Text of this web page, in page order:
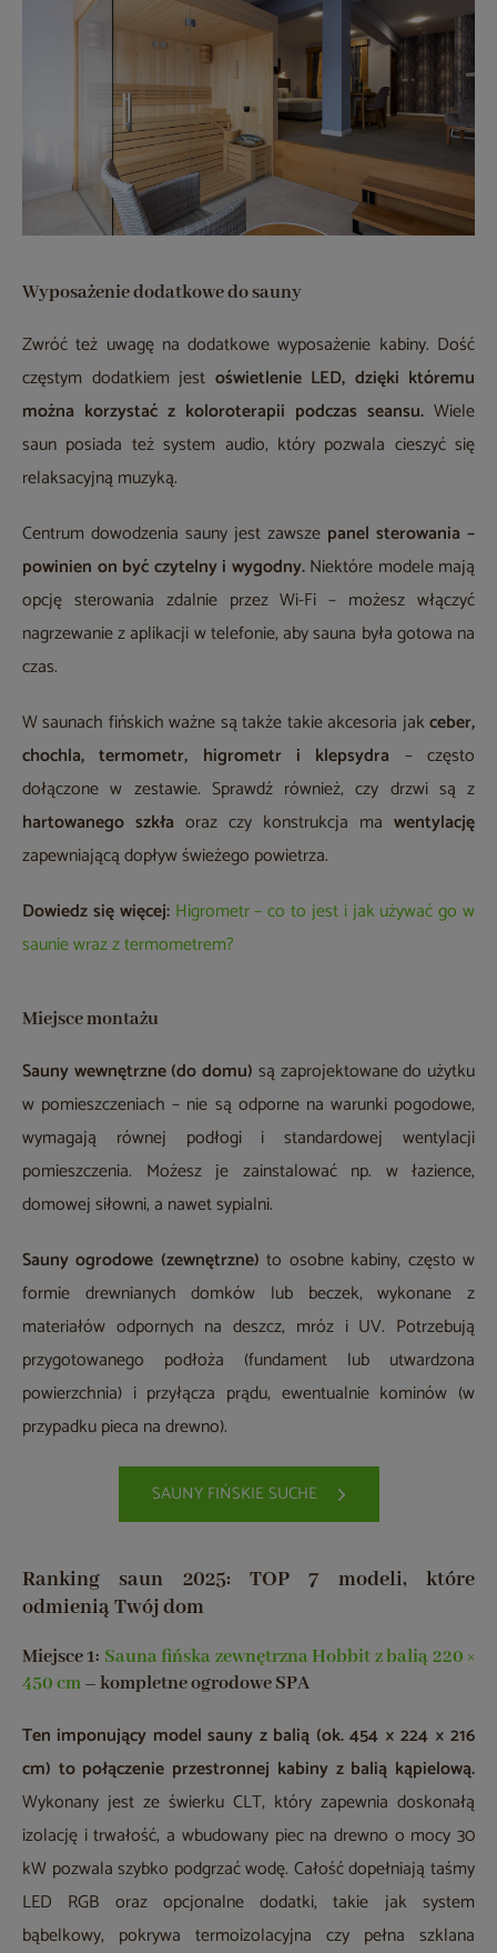
Wyposażenie dodatkowe do sauny
Zwróć też uwagę na dodatkowe wyposażenie kabiny. Dość
częstym dodatkiem jest oświetlenie LED, dzięki któremu
można korzystać z koloroterapii podczas seansu. Wiele
saun posiada też system audio, który pozwala cieszyć się
relaksacyjną muzyką.
Centrum dowodzenia sauny jest zawsze panel sterowania –
powinien on być czytelny i wygodny.Niektóre modele mają
opcję sterowania zdalnie przez Wi-Fi – możesz włączyć
nagrzewanie z aplikacji w telefonie, aby sauna była gotowa na
czas.
W saunach fińskich ważne są także takie akcesoria jakceber,
chochla, termometr, higrometr i klepsydra – często
dołączone w zestawie. Sprawdź również, czy drzwi są z
hartowanego szkła oraz czy konstrukcja ma wentylację
zapewniającą dopływ świeżego powietrza.
Dowiedz się więcej: Higrometr – co to jest i jak używać go w
saunie wraz z termometrem?
Miejsce montażu
Sauny wewnętrzne(do domu) są zaprojektowane do użytku
w pomieszczeniach – nie są odporne na warunki pogodowe,
wymagają równej podłogi i standardowej wentylacji
pomieszczenia. Możesz je zainstalować np. w łazience,
domowej siłowni, a nawet sypialni.
Sauny ogrodowe (zewnętrzne) to osobne kabiny, często w
formie drewnianych domków lub beczek, wykonane z
materiałów odpornych na deszcz, mróz i UV. Potrzebują
przygotowanego podłoża (fundament lub utwardzona
powierzchnia) i przyłącza prądu, ewentualnie kominów (w
przypadku pieca na drewno).
SAUNY FIŃSKIE SUCHE
Ranking saun 2025: TOP 7 modeli, które
odmienią Twój dom
Miejsce 1: Sauna fińska zewnętrzna Hobbit z balią 220 ×
450 cm–kompletne ogrodowe SPA
Ten imponujący model sauny z balią (ok. 454 × 224 × 216
cm) to połączenie przestronnej kabiny z balią kąpielową.
Wykonany jest ze świerku CLT, który zapewnia doskonałą
izolację i trwałość, a wbudowany piec na drewno o mocy 30
kW pozwala szybko podgrzać wodę. Całość dopełniają taśmy
LED RGB oraz opcjonalne dodatki, takie jak system
bąbelkowy, pokrywa termoizolacyjna czy pełna szklana